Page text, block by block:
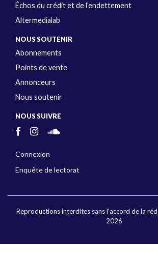
Échos du crédit et de l’endettement
Altermedialab
NOUS SOUTENIR
Abonnements
Points de vente
Annonceurs
Nous soutenir
NOUS SUIVRE
Connexion
Enquête de lectorat
Reproductions interdites sans l'accord de la
2026